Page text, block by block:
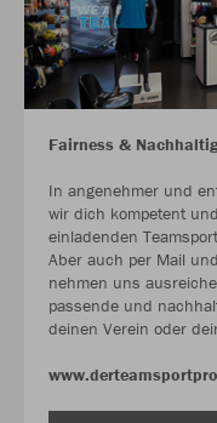
Fairness &
In angenehmer und
wir dich kompetent
einladenden
Aber auch per Mail
nehmen uns
passende und
deinen Verein oder